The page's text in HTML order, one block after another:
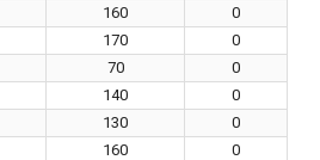
160
0
170
0
70
0
140
0
130
0
160
0